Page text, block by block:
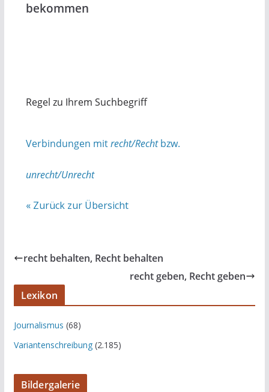
bekommen
Regel zu Ihrem Suchbegriff
Verbindungen mitrecht/Rechtbzw.
unrecht/Unrecht
« Zurück zur Übersicht
recht behalten, Recht behalten
recht geben, Recht geben
Lexikon
Journalismus (68)
Variantenschreibung(2.185)
Bildergalerie